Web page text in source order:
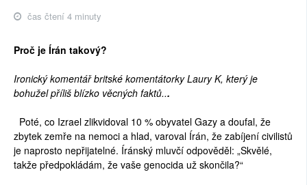
čas čtení 4 minuty
Proč je Írán takový?
Ironický komentář britské komentátorky Laury K, který je
bohužel příliš blízko věcných faktů...
Poté, co Izrael zlikvidoval 10 % obyvatel Gazy a doufal, že
zbytek zemře na nemoci a hlad, varoval Írán, že zabíjení civilistů
je naprosto nepřijatelné. Íránský mluvčí odpověděl: „Skvělé,
takže předpokládám, že vaše genocida už skončila?“